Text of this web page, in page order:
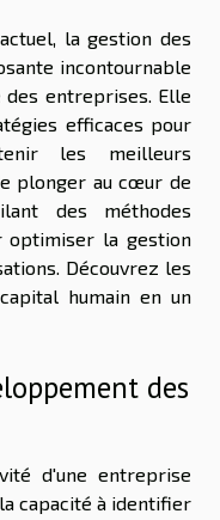
la gestion des
incontournable
entreprises. Elle
efficaces pour
les meilleurs
plonger au cœur de
des méthodes
optimiser la gestion
Découvrez les
humain en un
des
d'une entreprise
capacité à identifier